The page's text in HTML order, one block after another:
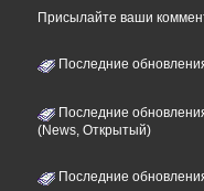
Присылайте ваши
Последние
Последние
(News, Открытый)
Последние